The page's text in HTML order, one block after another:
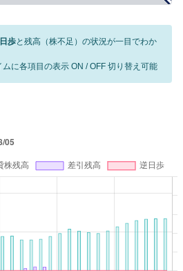
歩と残高（株不足）の状況が一目でわか
に各項目の表示 ON / OFF 切り替え可能